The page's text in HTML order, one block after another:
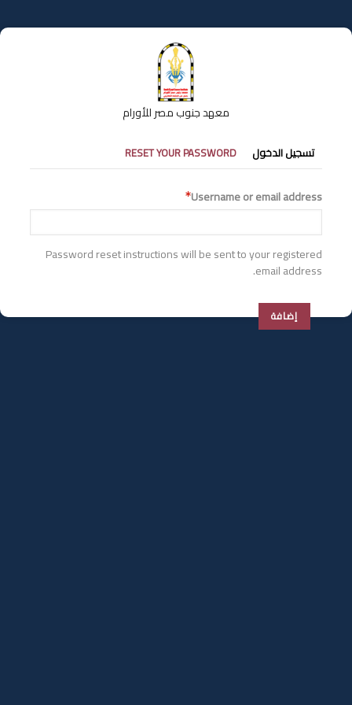
إلى
المحتوى
معهد جنوب مصر للأورام
التبويبات
الأساسية
تسجيل الدخول RESET YOUR PASSWORD
Username or email address
Password reset instructions will be sent to your registered
email address.